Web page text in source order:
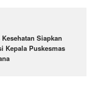
Kesehatan Siapkan
Kepala Puskesmas